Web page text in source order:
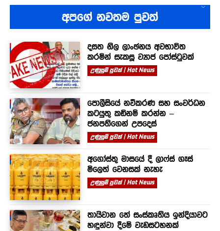
අපගේ නවතම පුවත්
දසත නිල ලාංඡනය අවභාවිත
කරමින් සැකසූ ව්‍යාජ පෝස්ටුවක්
උණුසුම් පුවත් | Hot News
පොලීසියේ නවීකරණ සහ සංවර්ධන
කටයුතු කඩිනම් කරන්න –
ජනපතිගෙන් උපදෙස්
උණුසුම් පුවත් | Hot News
අගෝස්තු මාසයේ දී ලාෆ්ස් ගෑස්
මිලෙත් වෙනසක් නැහැ
උණුසුම් පුවත් | Hot News
තායිවාන තේ සංස්කෘතිය ඉන්දියාවට
හඳුන්වා දීමේ වැඩසටහනක්